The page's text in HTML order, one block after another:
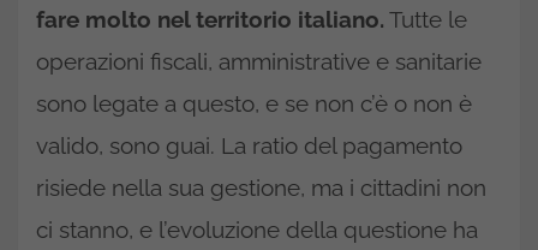
fare molto nel territorio italiano. Tutte le
operazioni fiscali, amministrative e sanitarie
sono legate a questo, e se non c’è o non è
valido, sono guai. La ratio del pagamento
risiede nella sua gestione, ma i cittadini non
ci stanno, e l’evoluzione della questione ha